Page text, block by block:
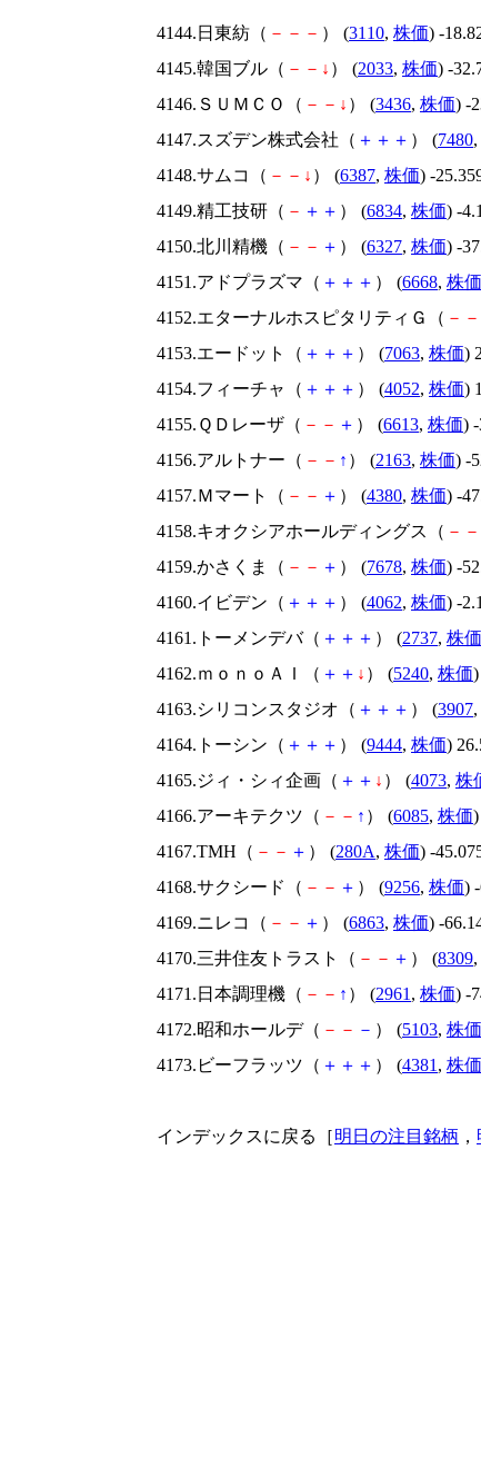
4144.日東紡（ － － － ） (3110, 株価) -
4145.韓国ブル（ － － ↓ ） (2033, 株価) -
4146.ＳＵＭＣＯ（ － － ↓ ） (3436, 株価) -
4147.スズデン株式会社（ ＋ ＋ ＋ ） (7480,
4148.サムコ（ － － ↓ ） (6387, 株価) -
4149.精工技研（ － ＋ ＋ ） (6834, 株価) -
4150.北川精機（ － － ＋ ） (6327, 株価) -
4151.アドプラズマ（ ＋ ＋ ＋ ） (6668, 株価
4152.エターナルホスピタリティＧ（ － －
4153.エードット（ ＋ ＋ ＋ ） (7063, 株価)
4154.フィーチャ（ ＋ ＋ ＋ ） (4052, 株価)
4155.ＱＤレーザ（ － － ＋ ） (6613, 株価)
4156.アルトナー（ － － ↑ ） (2163, 株価) -
4157.Ｍマート（ － － ＋ ） (4380, 株価) -
4158.キオクシアホールディングス（ － －
4159.かさくま（ － － ＋ ） (7678, 株価) -
4160.イビデン（ ＋ ＋ ＋ ） (4062, 株価) -
4161.トーメンデバ（ ＋ ＋ ＋ ） (2737, 株価
4162.ｍｏｎｏＡＩ（ ＋ ＋ ↓ ） (5240, 株価
4163.シリコンスタジオ（ ＋ ＋ ＋ ） (3907,
4164.トーシン（ ＋ ＋ ＋ ） (9444, 株価)
4165.ジィ・シィ企画（ ＋ ＋ ↓ ） (4073, 株
4166.アーキテクツ（ － － ↑ ） (6085, 株価
4167.TMH（ － － ＋ ） (280A, 株価) -
4168.サクシード（ － － ＋ ） (9256, 株価)
4169.ニレコ（ － － ＋ ） (6863, 株価) -
4170.三井住友トラスト（ － － ＋ ） (8309,
4171.日本調理機（ － － ↑ ） (2961 , 株価) -
4172.昭和ホールデ（ － － － ） (5103, 株価
4173.ビーフラッツ（ ＋ ＋ ＋ ） (4381 , 株価
インデックスに戻る［明日の注目銘柄 ，